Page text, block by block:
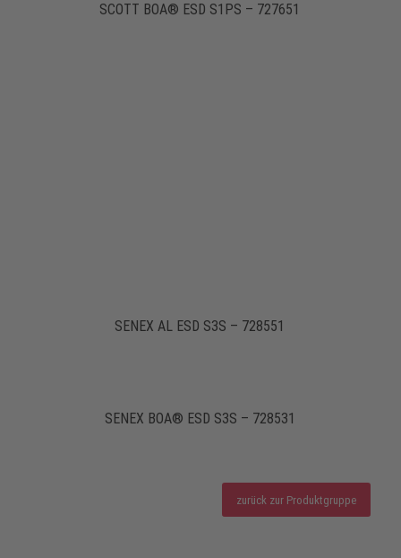
SCOTT BOA® ESD S1PS – 727651
SENEX AL ESD S3S – 728551
SENEX BOA® ESD S3S – 728531
zurück zur Produktgruppe